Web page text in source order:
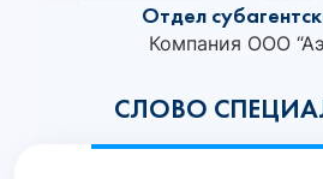
СЛОВО
Отдел
Компания ООО